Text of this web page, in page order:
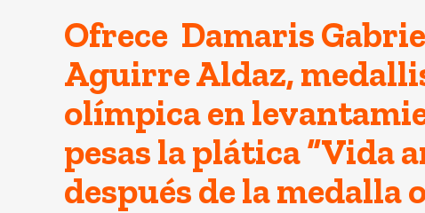
Ofrece Damaris
Aguirre Aldaz,
olímpica en
pesas la plática “Vida
después de la medalla